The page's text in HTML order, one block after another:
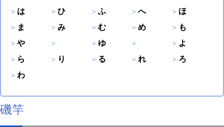
は
ひ ふ へ
ほ
ま
み む め
も
や
ゆ
よ
ら
り る れ
ろ
わ
磯竿